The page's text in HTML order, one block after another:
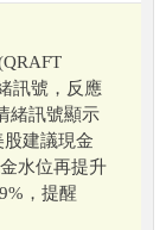
訊號，反應
緒訊號顯示
建議現金
水位再提升
，提醒